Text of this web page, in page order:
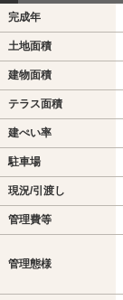
完成年
土地面積
建物面積
テラス面積
建ぺい率
駐車場
現況/引渡し
管理費等
管理態様